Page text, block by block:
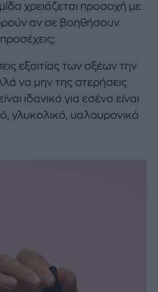
χρειάζεται προσοχή με
αν σε βοηθήσουν
εξαιτίας των οξέων την
να μην της στερήσεις
ιδανικά για εσένα είναι
γλυκολικό, υαλουρονικό